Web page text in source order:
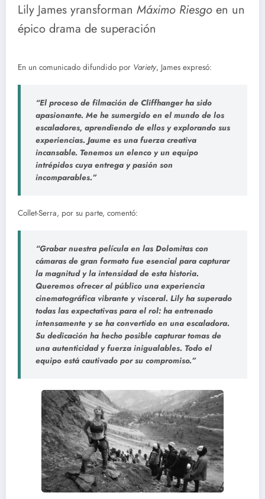
Lily James yransforman Máximo Riesgo en un
épico drama de superación
En un comunicado difundido por Variety, James expresó:
“El proceso de filmación de Cliffhangerha sido
apasionante. Me he sumergido en el mundo de los
escaladores, aprendiendo de ellos y explorando sus
experiencias. Jaume es una fuerza creativa
incansable. Tenemos un elenco y un equipo
intrépidos cuya entrega y pasión son
incomparables.”
Collet-Serra, por su parte, comentó:
“Grabar nuestra película en las Dolomitas con
cámaras de gran formato fue esencial para capturar
la magnitud y la intensidad de esta historia.
Queremos ofrecer al público una experiencia
cinematográfica vibrante y visceral. Lily ha superado
todas las expectativas para el rol: ha entrenado
intensamente y se ha convertido en una escaladora.
Su dedicación ha hecho posible capturar tomas de
una autenticidad y fuerza inigualables. Todo el
equipo está cautivado por su compromiso.”